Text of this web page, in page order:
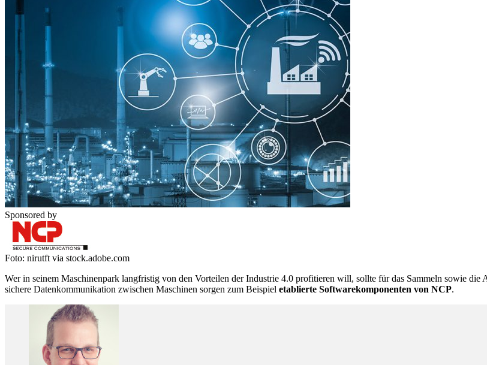
Sponsored by
Foto: nirutft via stock.adobe.com
Wer in seinem Maschinenpark langfristig von den Vorteilen der Industrie 4.0 profitieren will, sollte für das Sammeln sowie die
sichere Datenkommunikation zwischen Maschinen sorgen zum Beispiel etablierte Softwarekomponenten von NCP.